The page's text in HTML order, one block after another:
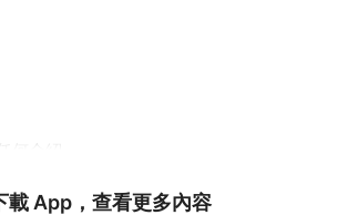
載 App，查看更多內容